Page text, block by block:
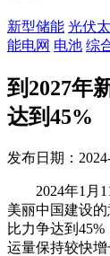
新型储能 光伏
能电网 电池 综
到2027年
达到45%
发布日期：
2024年1月11
美丽中国建设
比力争达到
运量保持较快